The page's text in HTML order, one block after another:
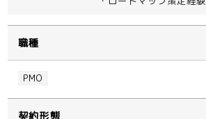
職種
PMO
契約形態